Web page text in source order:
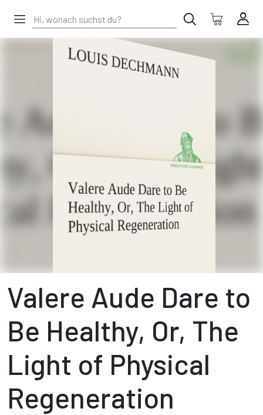
Valere Aude Dare to
Be Healthy, Or, The
Light of Physical
Regeneration